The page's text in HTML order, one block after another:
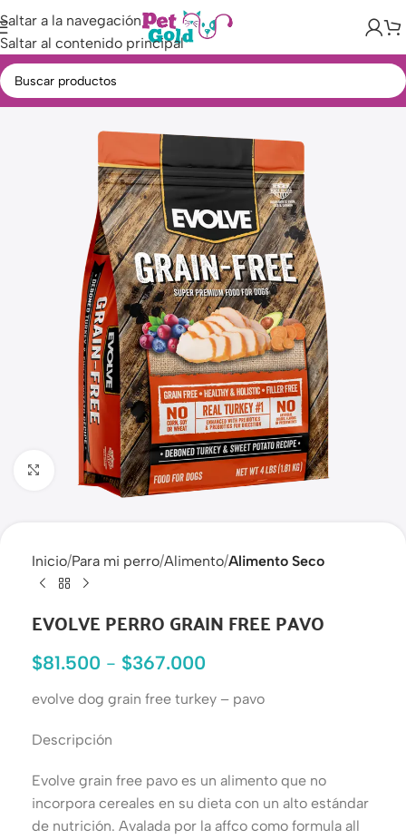
Saltar a la navegación
Saltar al contenido principal
Haga clic para ampliar
Inicio Para mi perro Alimento Alimento Seco
EVOLVE PERRO GRAIN FREE PAVO
$81.500 - $367.000
evolve dog grain free turkey – pavo
Descripción
Evolve grain free pavo es un alimento que no
incorpora cereales en su dieta con un alto estándar
de nutrición. Avalada por la affco como formula all